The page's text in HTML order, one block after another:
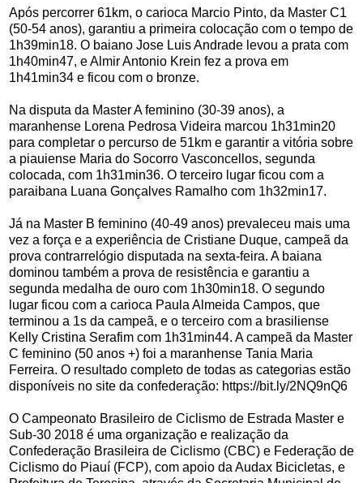
Após percorrer 61km, o carioca Marcio Pinto, da Master C1
(50-54 anos), garantiu a primeira colocação com o tempo de
1h39min18. O baiano Jose Luis Andrade levou a prata com
1h40min47, e Almir Antonio Krein fez a prova em
1h41min34 e ficou com o bronze.
Na disputa da Master A feminino (30-39 anos), a
maranhense Lorena Pedrosa Videira marcou 1h31min20
para completar o percurso de 51km e garantir a vitória sobre
a piauiense Maria do Socorro Vasconcellos, segunda
colocada, com 1h31min36. O terceiro lugar ficou com a
paraibana Luana Gonçalves Ramalho com 1h32min17.
Já na Master B feminino (40-49 anos) prevaleceu mais uma
vez a força e a experiência de Cristiane Duque, campeã da
prova contrarrelógio disputada na sexta-feira. A baiana
dominou também a prova de resistência e garantiu a
segunda medalha de ouro com 1h30min18. O segundo
lugar ficou com a carioca Paula Almeida Campos, que
terminou a 1s da campeã, e o terceiro com a brasiliense
Kelly Cristina Serafim com 1h31min44. A campeã da Master
C feminino (50 anos +) foi a maranhense Tania Maria
Ferreira. O resultado completo de todas as categorias estão
disponíveis no site da confederação: https://bit.ly/2NQ9nQ6
O Campeonato Brasileiro de Ciclismo de Estrada Master e
Sub-30 2018 é uma organização e realização da
Confederação Brasileira de Ciclismo (CBC) e Federação de
Ciclismo do Piauí (FCP), com apoio da Audax Bicicletas, e